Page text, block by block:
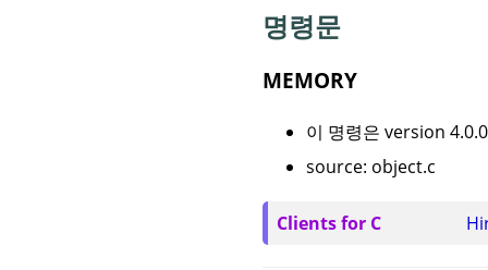
명령문
MEMORY
이 명령은 version
source: object.c
Clients for C